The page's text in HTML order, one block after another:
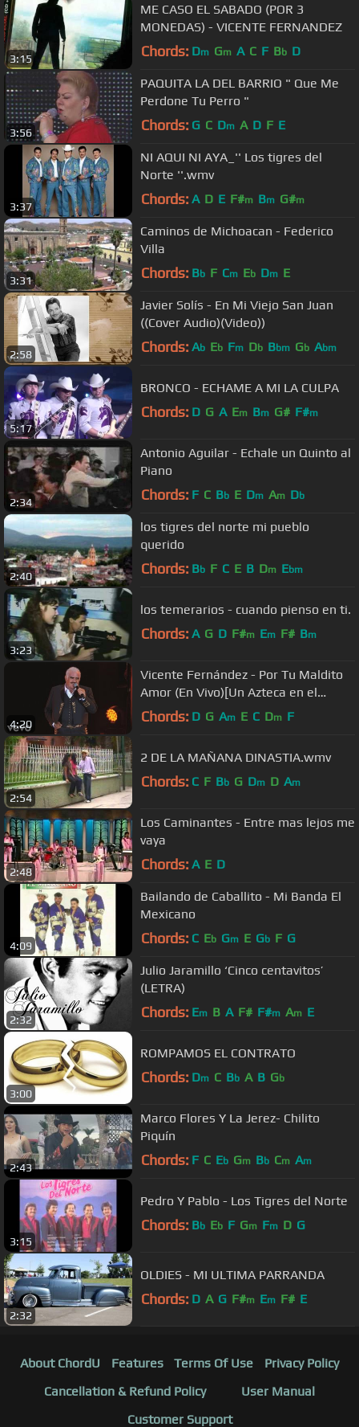
3:15
ME CASO EL SABADO (POR 3
MONEDAS) - VICENTE FERNANDEZ
Chords: Dm Gm A C F Bb D
3:56
PAQUITA LA DEL BARRIO " Que Me
Perdone Tu Perro "
Chords: G C Dm A D F E
3:37
NI AQUI NI AYA_'' Los tigres del
Norte ''.wmv
Chords: A D E F#m Bm G#m
3:31
Caminos de Michoacan - Federico
Villa
Chords: Bb F Cm Eb Dm E
2:58
Javier Solís - En Mi Viejo San Juan
((Cover Audio)(Video))
Chords: Ab Eb Fm Db Bbm Gb Abm
5:17
BRONCO - ECHAME A MI LA CULPA
Chords: D G A Em Bm G# F#m
2:34
Antonio Aguilar - Echale un Quinto al
Piano
Chords: F C Bb E Dm Am Db
2:40
los tigres del norte mi pueblo
querido
Chords: Bb F C E B Dm Ebm
3:23
los temerarios - cuando pienso en ti.
Chords: A G D F#m Em F# Bm
4:20
Vicente Fernández - Por Tu Maldito
Amor (En Vivo)[Un Azteca en el
Azteca]
Chords: D G Am E C Dm F
2:54
2 DE LA MAÑANA DINASTIA.wmv
Chords: C F Bb G Dm D Am
2:48
Los Caminantes - Entre mas lejos me
vaya
Chords: A E D
4:09
Bailando de Caballito - Mi Banda El
Mexicano
Chords: C Eb Gm E Gb F G
2:32
Julio Jaramillo ‘Cinco centavitos’
(LETRA)
Chords: Em B A F# F#m Am E
3:00
ROMPAMOS EL CONTRATO
Chords: Dm C Bb A B Gb
2:43
Marco Flores Y La Jerez- Chilito
Piquín
Chords: F C Eb Gm Bb Cm Am
3:15
Pedro Y Pablo - Los Tigres del Norte
Chords: Bb Eb F Gm Fm D G
2:32
OLDIES - MI ULTIMA PARRANDA
Chords: D A G F#m Em F# E
About ChordU Features Terms Of Use
Privacy Policy
Cancellation & Refund Policy
User Manual
Customer Support